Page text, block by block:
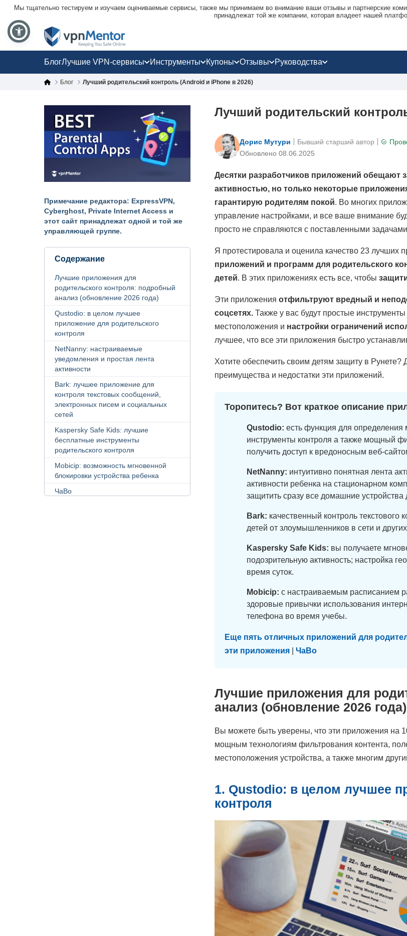
Мы тщательно тестируем и изучаем оцениваемые сервисы, также мы принимаем во внимание ваши отзывы и партнерские
принадлежат той же компании, которая владеет нашей
БлогЛучшие VPN-сервисы Инструменты Купоны Отзывы Руководства
Блог Лучший родительский контроль (Android и iPhone в 2026)
Лучший родительский
Дорис Мутури
Обновлено 08.06.2025
Бывший старший автор
Десятки разработчиков приложений обещают
активностью, но только некоторые
гарантирую родителям покой. Во многих
управление настройками, и все ваше внимание
просто не справляются с поставленными
Я протестировала и оценила качество 23 лучших
приложений и программ для родительского
детей. В этих приложениях есть все, чтобы
Эти приложения отфильтруют вредный и
соцсетях. Также у вас будут простые
местоположения и настройки ограничений
лучшее, что все эти приложения быстро
Хотите обеспечить своим детям защиту в
преимущества и недостатки эти приложений.
Торопитесь? Вот краткое описание
Qustodio: есть функция для
инструменты контроля а также мощный
получить доступ к вредоносным веб-
NetNanny: интуитивно понятная лента
активности ребенка на стационарном
защитить сразу все домашние устройства
Bark: качественный контроль текстового
детей от злоумышленников в сети и
Kaspersky Safe Kids: вы получаете
подозрительную активность; настройка
время суток.
Mobicip: с настраиваемым расписанием
здоровые привычки использования
телефона во время учебы.
Еще пять отличных приложений для
эти приложения
ЧаВо
Лучшие приложения для
анализ (обновление 2026 года)
Вы можете быть уверены, что эти приложения на
мощным технологиям фильтрования контента,
местоположения устройства, а также многим
1. Qustodio: в целом лучшее
контроля
Примечание редактора: ExpressVPN,
Cyberghost, Private Internet Access и
этот сайт принадлежат одной и той же
управляющей группе.
Содержание
Лучшие приложения для
родительского контроля: подробный
анализ (обновление 2026 года)
Qustodio: в целом лучшее
приложение для родительского
контроля
NetNanny: настраиваемые
уведомления и простая лента
активности
Bark: лучшее приложение для
контроля текстовых сообщений,
электронных писем и социальных
сетей
Kaspersky Safe Kids: лучшие
бесплатные инструменты
родительского контроля
Mobicip: возможность мгновенной
блокировки устройства ребенка
ЧаВо